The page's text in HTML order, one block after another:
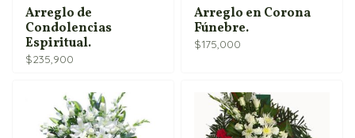
Arreglo de
Condolencias
Espiritual.
$235,900
Arreglo en Corona
Fúnebre.
$175,000